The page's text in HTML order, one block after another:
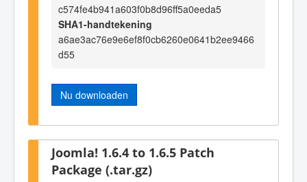
c574fe4b941a603f0b8d96ff5a0eeda5
SHA1-handtekening
a6ae3ac76e9e6ef8f0cb6260e0641b2ee9466
d55
Nu downloaden
Joomla! 1.6.4 to 1.6.5 Patch
Package (.tar.gz)